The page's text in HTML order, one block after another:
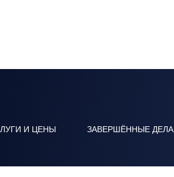
И ЦЕНЫ ЗАВЕРШЁННЫЕ ДЕЛА